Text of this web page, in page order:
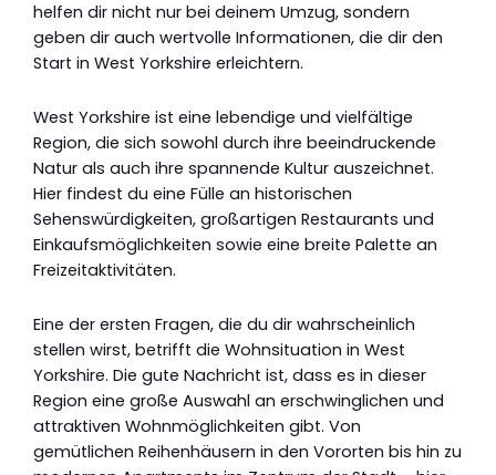
helfen dir nicht nur bei deinem Umzug, sondern
geben dir auch wertvolle Informationen, die dir den
Start in West Yorkshire erleichtern.
West Yorkshire ist eine lebendige und vielfältige
Region, die sich sowohl durch ihre beeindruckende
Natur als auch ihre spannende Kultur auszeichnet.
Hier findest du eine Fülle an historischen
Sehenswürdigkeiten, großartigen Restaurants und
Einkaufsmöglichkeiten sowie eine breite Palette an
Freizeitaktivitäten.
Eine der ersten Fragen, die du dir wahrscheinlich
stellen wirst, betrifft die Wohnsituation in West
Yorkshire. Die gute Nachricht ist, dass es in dieser
Region eine große Auswahl an erschwinglichen und
attraktiven Wohnmöglichkeiten gibt. Von
gemütlichen Reihenhäusern in den Vororten bis hin zu